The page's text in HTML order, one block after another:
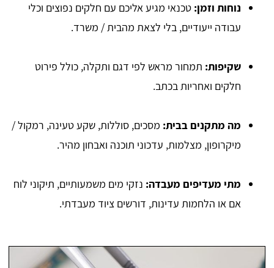
נוחות וזמן: טכנאי מגיע אליכם עם חלקים נפוצים וכלי
עבודה ייעודיים, בלי לצאת מהבית / משרד.
שקיפות: תמחור מראש לפי דגם ותקלה, כולל פירוט
חלקים ואחריות בכתב.
מה מתקנים בבית: מסכים, סוללות, שקע טעינה, רמקול /
מיקרופון, מצלמות, עדכוני תוכנה ואבחון מהיר.
מתי מעדיפים מעבדה: נזקי מים משמעותיים, תיקוני לוח
אם או הלחמות עדינות, דורשים ציוד מעבדתי.